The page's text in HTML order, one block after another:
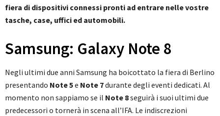
fiera di dispositivi connessi pronti ad entrare nelle vostre
tasche, case, uffici ed automobili.
Samsung: Galaxy Note 8
Negli ultimi due anni Samsung ha boicottato la fiera di Berlino
presentando Note 5e Note 7durante degli eventi dedicati. Al
momento non sappiamo se il Note 8seguirà i suoi ultimi due
predecessori o tornerà in scena all’IFA. Le indiscrezioni